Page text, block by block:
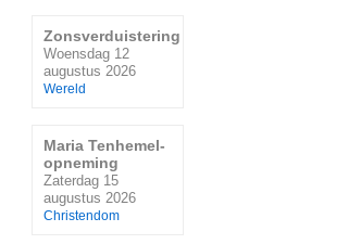
Zonsverduistering
Woensdag 12
augustus 2026
Wereld
Maria Tenhemel-
opneming
Zaterdag 15
augustus 2026
Christendom